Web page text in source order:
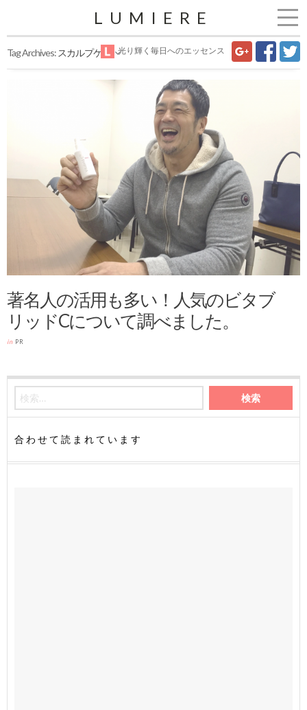
LUMIERE
光り輝く毎日へのエッセンス
Tag Archives: スカルプケア
著名人の活用も多い！人気のビタブ
リッドCについて調べました。
in PR
合わせて読まれています